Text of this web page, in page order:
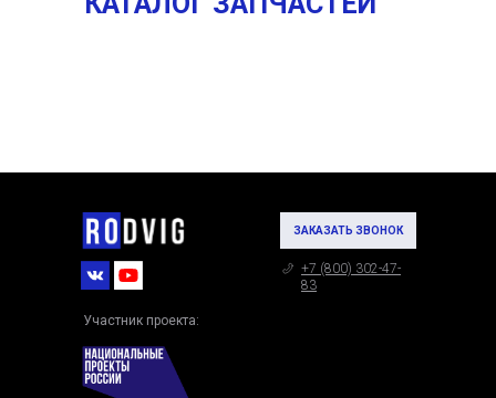
ЗАКАЗАТЬ ЗВОНОК
Участник проекта:
+7 (800) 302-47-
83